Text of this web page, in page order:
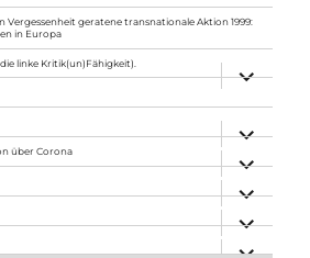
Vergessenheit geratene transnationale Aktion 1999:
in Europa
linke Kritik(un)Fähigkeit).
anzeigen
anzeigen
über Corona
anzeigen
anzeigen
anzeigen